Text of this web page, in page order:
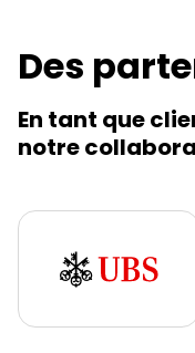
Des
En tant que
notre